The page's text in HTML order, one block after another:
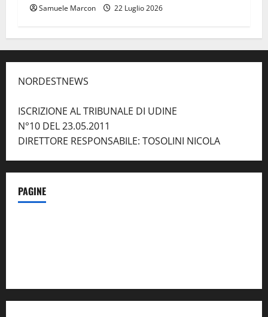
Samuele Marcon 22 Luglio 2026
NORDESTNEWS
ISCRIZIONE AL TRIBUNALE DI UDINE
N°10 DEL 23.05.2011
DIRETTORE RESPONSABILE: TOSOLINI NICOLA
PAGINE